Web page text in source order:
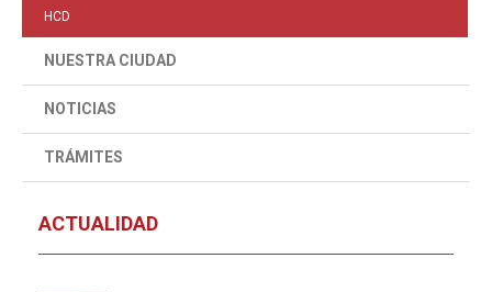
HCD
NUESTRA CIUDAD
NOTICIAS
TRÁMITES
ACTUALIDAD